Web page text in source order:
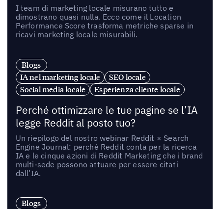
I team di marketing locale misurano tutto e
dimostrano quasi nulla. Ecco come il Location
Performance Score trasforma metriche sparse in
ricavi marketing locale misurabili.
Blogs
IA nel marketing locale
SEO locale
Social media locale
Esperienza cliente locale
Perché ottimizzare le tue pagine se l’IA
legge Reddit al posto tuo?
Un riepilogo del nostro webinar Reddit × Search
Engine Journal: perché Reddit conta per la ricerca
IA e le cinque azioni di Reddit Marketing che i brand
multi-sede possono attuare per essere citati
dall’IA.
Blogs